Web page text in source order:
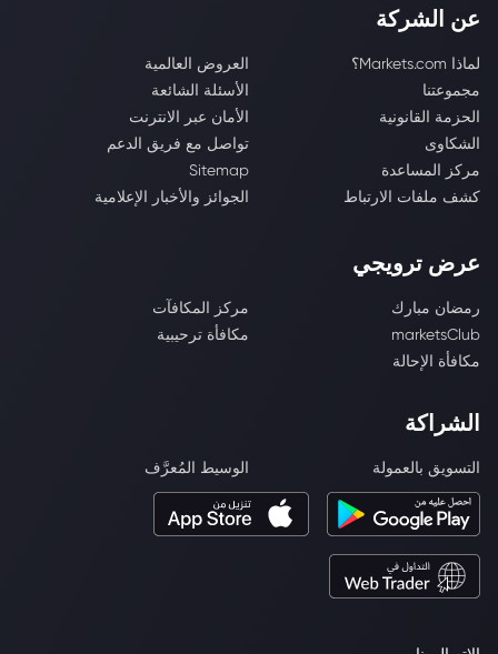
عن الشركة
لماذا Markets.com؟
العروض العالمية
مجموعتنا
الأسئلة الشائعة
الحزمة القانونية
الأمان عبر الانترنت
الشكاوى
تواصل مع فريق الدعم
مركز المساعدة
Sitemap
كشف ملفات الارتباط
الجوائز والأخبار الإعلامية
عرض ترويجي
رمضان مبارك
مركز المكافآت
marketsClub
مكافأة ترحيبية
مكافأة الإحالة
الشراكة
التسويق بالعمولة الوسيط المُعرَّف